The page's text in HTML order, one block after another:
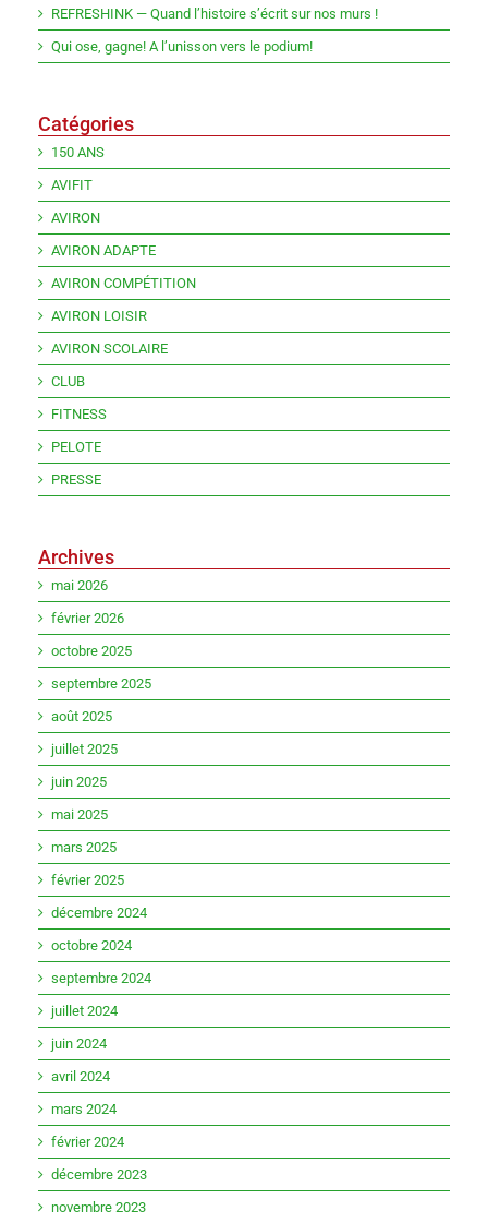
REFRESHINK — Quand l’histoire s’écrit sur nos murs !
Qui ose, gagne! A l’unisson vers le podium!
Catégories
150 ANS
AVIFIT
AVIRON
AVIRON ADAPTE
AVIRON COMPÉTITION
AVIRON LOISIR
AVIRON SCOLAIRE
CLUB
FITNESS
PELOTE
PRESSE
Archives
mai 2026
février 2026
octobre 2025
septembre 2025
août 2025
juillet 2025
juin 2025
mai 2025
mars 2025
février 2025
décembre 2024
octobre 2024
septembre 2024
juillet 2024
juin 2024
avril 2024
mars 2024
février 2024
décembre 2023
novembre 2023